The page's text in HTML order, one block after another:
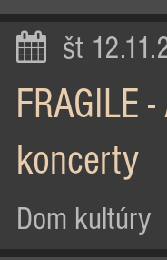
št
FRAGILE
koncerty
Dom kultúry